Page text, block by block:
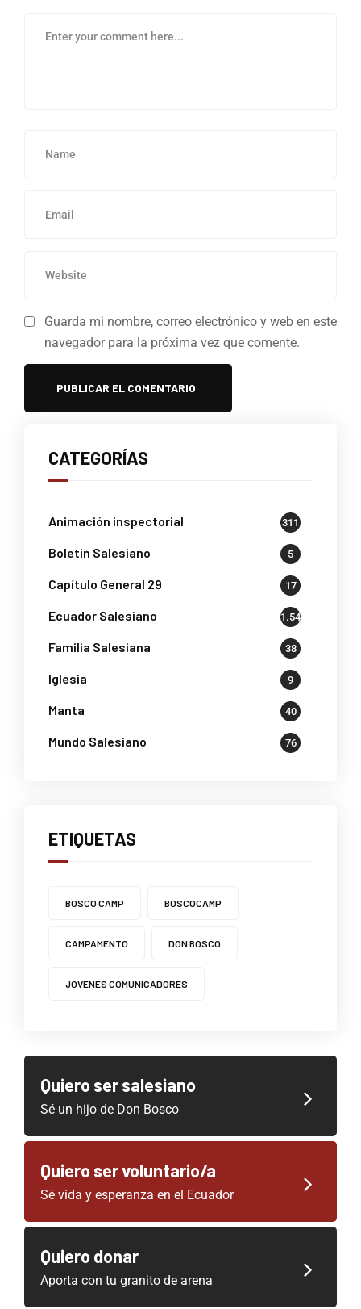
Guarda mi nombre, correo electrónico y web en este
navegador para la próxima vez que comente.
CATEGORÍAS
Animación inspectorial 311
Boletin Salesiano 5
Capítulo General 29 17
Ecuador Salesiano 1.541
Familia Salesiana 38
Iglesia 9
Manta 40
Mundo Salesiano 76
ETIQUETAS
BOSCO CAMP BOSCOCAMP
CAMPAMENTO DON BOSCO
JOVENES COMUNICADORES
Quiero ser salesiano
Sé un hijo de Don Bosco
Quiero ser voluntario/a
Sé vida y esperanza en el Ecuador
Quiero donar
Aporta con tu granito de arena